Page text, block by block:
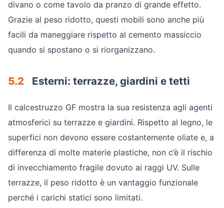
divano o come tavolo da pranzo di grande effetto.
Grazie al peso ridotto, questi mobili sono anche più
facili da maneggiare rispetto al cemento massiccio
quando si spostano o si riorganizzano.
5.2 Esterni: terrazze, giardini e tetti
Il calcestruzzo GF mostra la sua resistenza agli agenti
atmosferici su terrazze e giardini. Rispetto al legno, le
superfici non devono essere costantemente oliate e, a
differenza di molte materie plastiche, non c’è il rischio
di invecchiamento fragile dovuto ai raggi UV. Sulle
terrazze, il peso ridotto è un vantaggio funzionale
perché i carichi statici sono limitati.